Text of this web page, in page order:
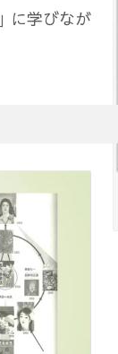
」に学びなが